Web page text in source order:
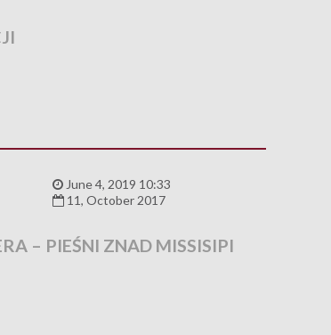
June 4, 2019 10:33
11, October 2017
– PIEŚNI ZNAD MISSISIPI